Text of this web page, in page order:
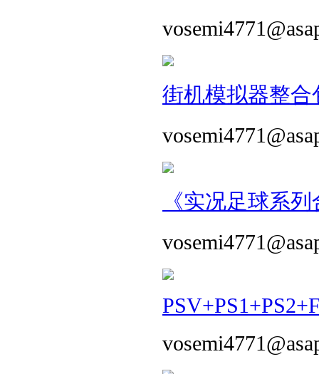
街机模拟器整合
《实况足球系